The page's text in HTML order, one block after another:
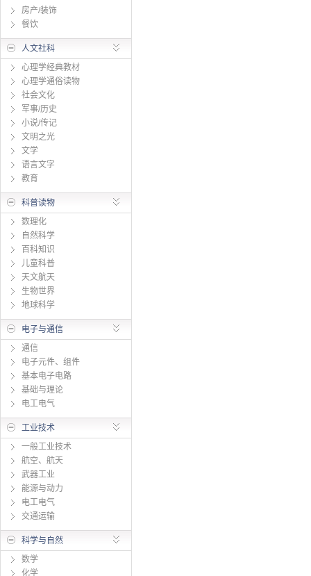
房产/装饰
餐饮
人文社科
心理学经典教材
心理学通俗读物
社会文化
军事/历史
小说/传记
文明之光
文学
语言文字
教育
科普读物
数理化
自然科学
百科知识
儿童科普
天文航天
生物世界
地球科学
电子与通信
通信
电子元件、组件
基本电子电路
基础与理论
电工电气
工业技术
一般工业技术
航空、航天
武器工业
能源与动力
电工电气
交通运输
科学与自然
数学
化学